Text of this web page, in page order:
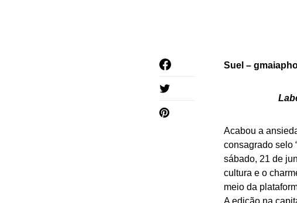
Suel –
Acabou a
consagrado selo
sábado, 21 de
cultura e o
meio da
A edição na